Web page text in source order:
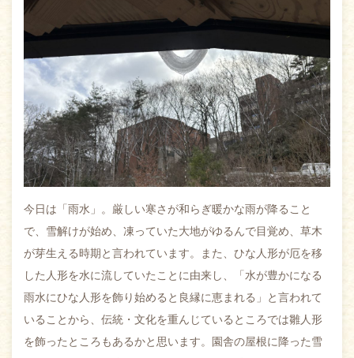
今日は「雨水」。厳しい寒さが和らぎ暖かな雨が降ること
で、雪解けが始め、凍っていた大地がゆるんで目覚め、草木
が芽生える時期と言われています。また、ひな人形が厄を移
した人形を水に流していたことに由来し、「水が豊かになる
雨水にひな人形を飾り始めると良縁に恵まれる」と言われて
いることから、伝統・文化を重んじているところでは雛人形
を飾ったところもあるかと思います。園舎の屋根に降った雪